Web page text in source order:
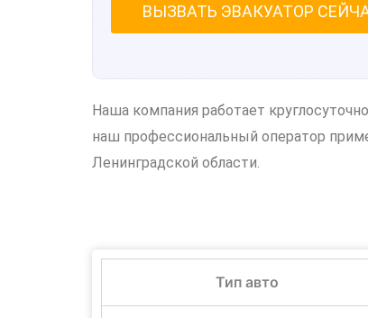
ВЫЗВАТЬ ЭВАКУАТОР
Наша компания работает
наш профессиональный оператор
Ленинградской области.
Тип авто